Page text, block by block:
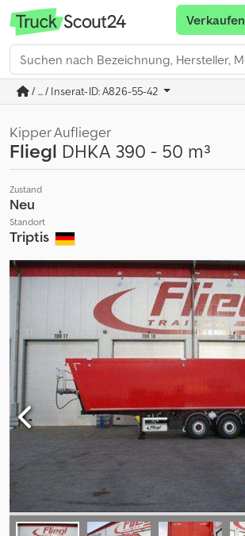
Verkaufen
/ ... / Inserat-ID: A826-55-42
Kipper Auflieger
Fliegl DHKA 390 - 50 m³
Zustand
Neu
Standort
Triptis